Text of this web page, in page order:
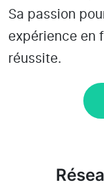
Sa passion
expérience en
réussite.